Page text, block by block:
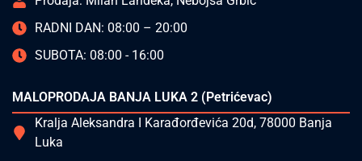
RADNI DAN: 08:00 – 20:00
SUBOTA: 08:00 - 16:00
MALOPRODAJA BANJA LUKA 2 (Petrićevac)
Kralja Aleksandra I Karađorđevića 20d, 78000 Banja
Luka